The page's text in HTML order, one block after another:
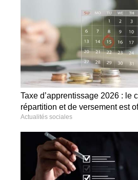
Taxe d’apprentissage 2026 : le
répartition et de versement est
Actualités sociales